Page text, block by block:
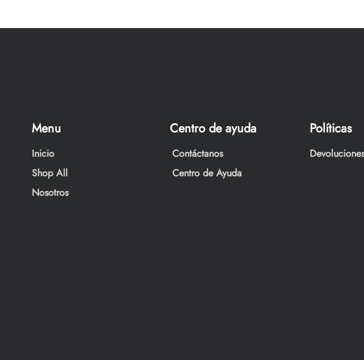
Menu
Inicio
Shop All
Nosotros
Centro de ayuda
Contáctanos
Centro de Ayuda
Políticas